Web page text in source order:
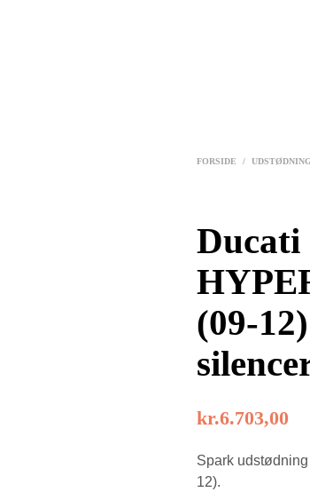
FORSIDE /
Ducati
(09-
kr.6.703,00
Spark
12).